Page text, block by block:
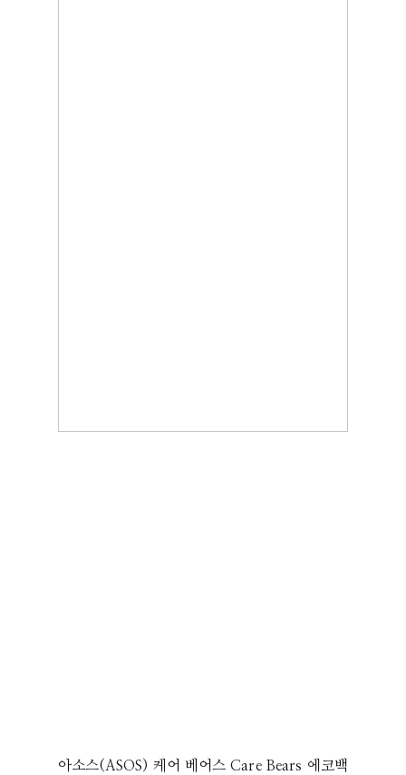
아소스(ASOS) 케어 베어스 Care Bears 에코백